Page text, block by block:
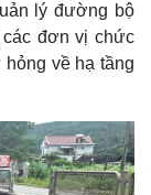
lý đường bộ
các đơn vị chức
về hạ tầng